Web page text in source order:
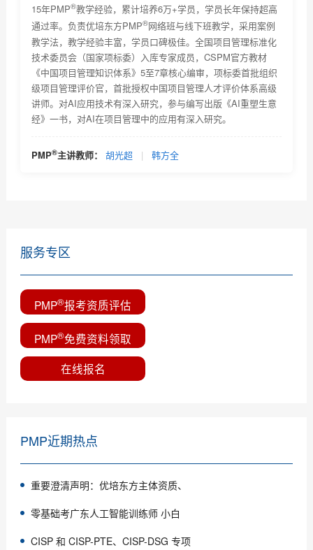
PMP考试技巧及注意事项
PMP
考试未通过怎么办？
为什么PMP网络教育受欢迎
PMP网络教育的优势有哪些
选择PMP网络教育该留意哪些信息？
PMP培训项目危机处理，你是如何做的？
15年PMP®教学经验，累计培养6万+学员，学员长年保持超高
通过率。负责优培东方PMP®网络班与线下班教学，采用案例
教学法，教学经验丰富，学员口碑极佳。全国项目管理标准化
技术委员会（国家项标委）入库专家成员，CSPM官方教材
《中国项目管理知识体系》5至7章核心编审，项标委首批组织
级项目管理评价官，首批授权中国项目管理人才评价体系高级
讲师。对AI应用技术有深入研究，参与编写出版《AI重塑生意
经》一书，对AI在项目管理中的应用有深入研究。
PMP®主讲教师： 胡光超 | 韩方全
服务专区
PMP®报考资质评估
PMP®免费资料领取
在线报名
PMP近期热点
重要澄清声明：优培东方主体资质、
零基础考广东人工智能训练师 小白
CISP 和 CISP-PTE、CISP-DSG 专项